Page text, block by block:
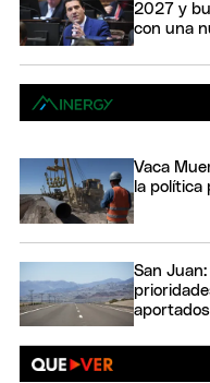
2027 y
con una
Vaca
la política
San